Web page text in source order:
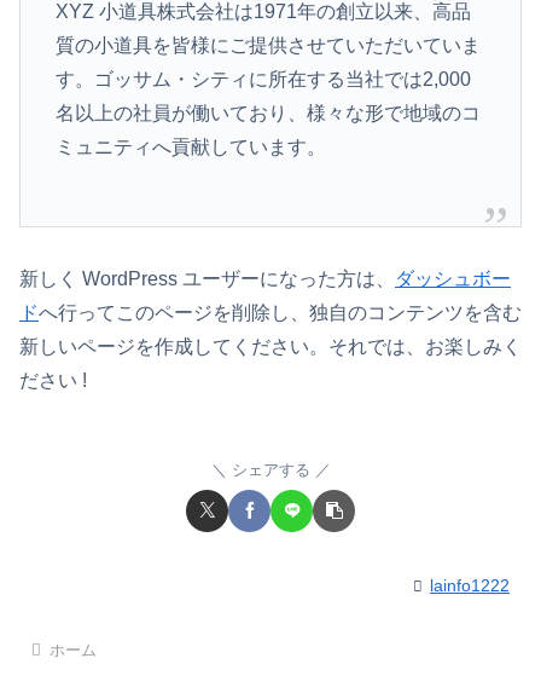
XYZ 小道具株式会社は1971年の創立以来、高品
質の小道具を皆様にご提供させていただいていま
す。ゴッサム・シティに所在する当社では2,000
名以上の社員が働いており、様々な形で地域のコ
ミュニティへ貢献しています。
新しく WordPress ユーザーになった方は、
ダッシュボー
ドへ行ってこのページを削除し、独自のコンテンツを含む
新しいページを作成してください。それでは、お楽しみく
ださい !
シェアする
lainfo1222
ホーム